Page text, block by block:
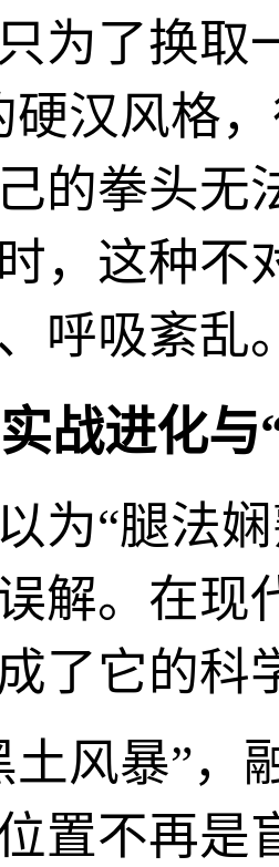
为了换取
硬汉风格
的拳头无
，这种不
呼吸紊乱
战进化
为“腿法
解。在现
了它的科
土风暴”，
置不再是